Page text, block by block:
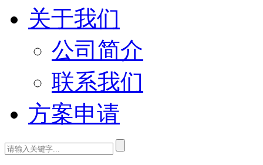
关于我们
公司简介
联系我们
方案申请